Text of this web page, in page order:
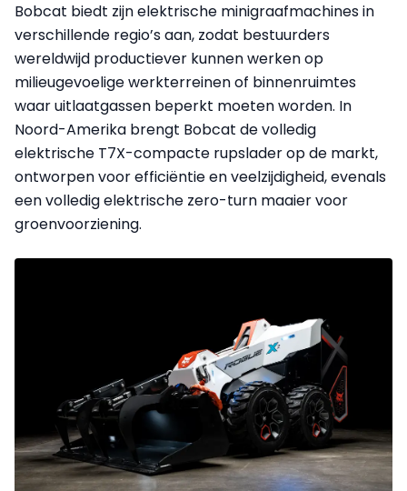
Bobcat biedt zijn elektrische minigraafmachines in
verschillende regio’s aan, zodat bestuurders
wereldwijd productiever kunnen werken op
milieugevoelige werkterreinen of binnenruimtes
waar uitlaatgassen beperkt moeten worden. In
Noord-Amerika brengt Bobcat de volledig
elektrische T7X-compacte rupslader op de markt,
ontworpen voor efficiëntie en veelzijdigheid, evenals
een volledig elektrische zero-turn maaier voor
groenvoorziening.